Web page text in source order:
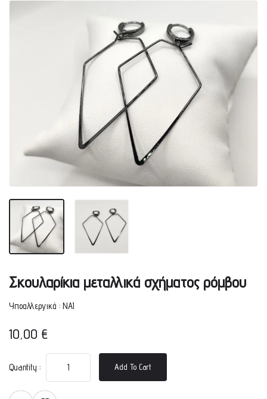
Σκουλαρίκια μεταλλικά σχήματος ρόμβου
Υποαλλεργικά : ΝΑΙ
10,00 €
Quantity : Add To Cart